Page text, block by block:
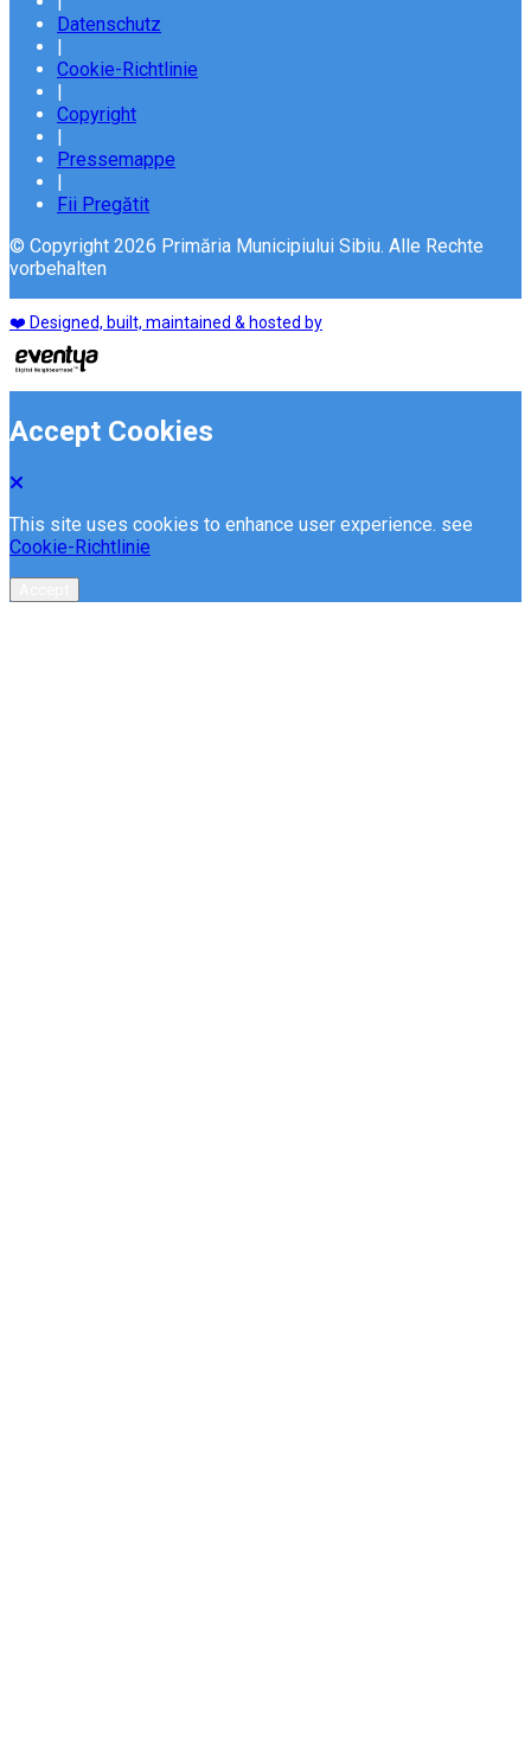
Datenschutz
Cookie-Richtlinie
Copyright
Pressemappe
Fii Pregătit
© Copyright 2026 Primăria Municipiului Sibiu. Alle Rechte
vorbehalten
❤️ Designed, built, maintained & hosted by
Accept Cookies
This site uses cookies to enhance user experience. see
Cookie-Richtlinie